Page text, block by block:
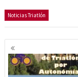
Noticias Triatlón
Navegación
de
entradas